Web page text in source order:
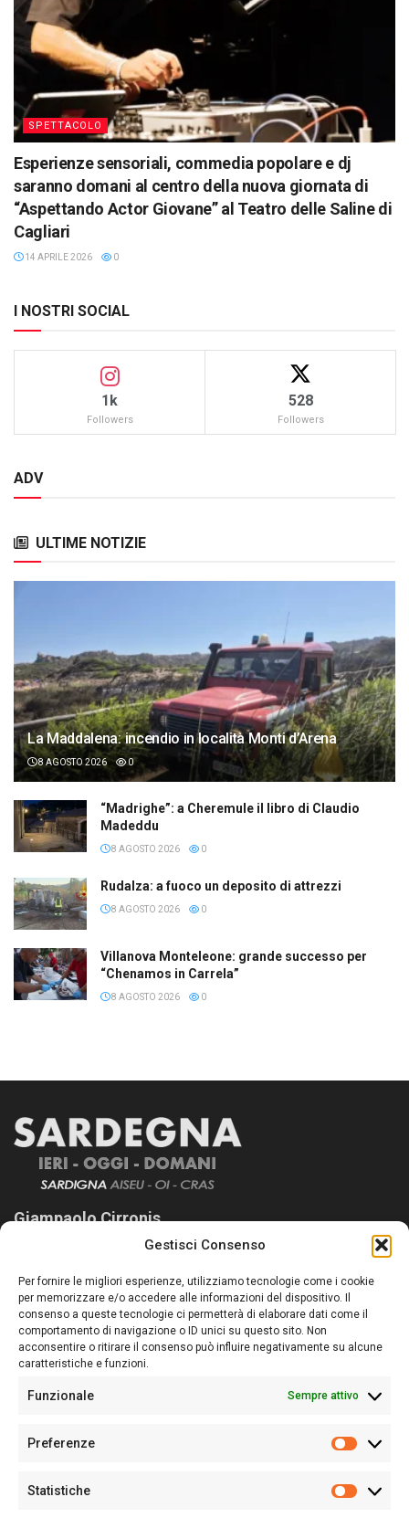
Gestisci Consenso
Per fornire le migliori esperienze, utilizziamo tecnologie come i cookie
per memorizzare e/o accedere alle informazioni del dispositivo. Il
consenso a queste tecnologie ci permetterà di elaborare dati come il
comportamento di navigazione o ID unici su questo sito. Non
acconsentire o ritirare il consenso può influire negativamente su alcune
caratteristiche e funzioni.
Funzionale Sempre attivo
Preferenze
Statistiche
SPETTACOLO
Esperienze sensoriali, commedia popolare e dj
saranno domani al centro della nuova giornata di
“Aspettando Actor Giovane” al Teatro delle Saline di
Cagliari
14 APRILE 2026 0
I NOSTRI SOCIAL
1k
Followers
528
Followers
ADV
ULTIME NOTIZIE
La Maddalena: incendio in località Monti d’Arena
8 AGOSTO 2026 0
“Madrighe”: a Cheremule il libro di Claudio
Madeddu
8 AGOSTO 2026 0
Rudalza: a fuoco un deposito di attrezzi
8 AGOSTO 2026 0
Villanova Monteleone: grande successo per
“Chenamos in Carrela”
8 AGOSTO 2026 0
Giampaolo Cirronis
Sardegna Ieri-Oggi-Domani nasce per informare “liberamente” i
lettori su quanto accade in Sardegna, con un occhio rivolto al
nostro passato e, soprattutto, al nostro futuro
Follow Us
Sede:Via Cristoforo Colombo 09013 Carbonia
Partita IVA02270380922